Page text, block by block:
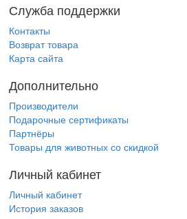
Служба поддержки
Контакты
Возврат товара
Карта сайта
Дополнительно
Производители
Подарочные сертификаты
Партнёры
Товары для животных со скидкой
Личный кабинет
Личный кабинет
История заказов